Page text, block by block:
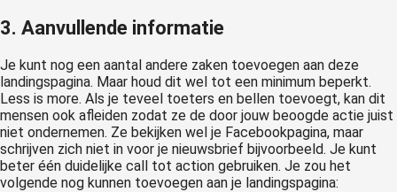
3. Aanvullende informatie
Je kunt nog een aantal andere zaken toevoegen aan deze
landingspagina. Maar houd dit wel tot een minimum beperkt.
Less is more. Als je teveel toeters en bellen toevoegt, kan dit
mensen ook afleiden zodat ze de door jouw beoogde actie juist
niet ondernemen. Ze bekijken wel je Facebookpagina, maar
schrijven zich niet in voor je nieuwsbrief bijvoorbeeld. Je kunt
beter één duidelijke call tot action gebruiken. Je zou het
volgende nog kunnen toevoegen aan je landingspagina: